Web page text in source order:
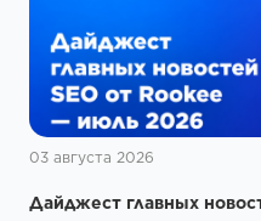
03 августа 2026
Дайджест главных